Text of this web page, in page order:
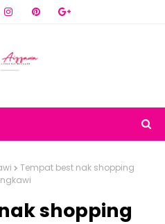
Tempat best nak shopping
shopping